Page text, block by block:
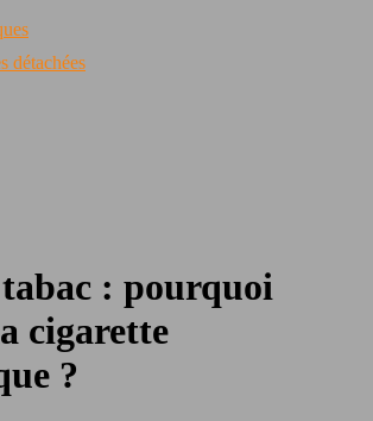
détachées
: pourquoi
cigarette
?